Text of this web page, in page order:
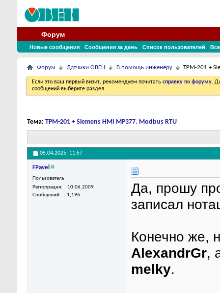
Форум
Новые сообщения Сообщения за день Список пользователей
Форум Датчики ОВЕН В помощь инженеру ТРМ-201 +
Если это ваш первый визит, рекомендуем почитать справку по форуму.
сообщений выберите раздел.
Тема: ТРМ-201 + Siemens HMI MP377. Modbus RTU
05.04.2025, 11:57
FPavel
Пользователь
Регистрация
10.06.2009
Сообщений
1,196
Да, прошу
записал
Конечно же,
AlexandrGr,
melky.